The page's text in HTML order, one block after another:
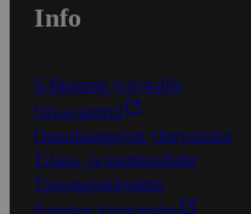
Info
S-Business yrityksille
Oiva-raportit
Osuuskauppojen yhteystiedot
Tilaus- ja toimitusehdot
Tietosuojakäytäntö